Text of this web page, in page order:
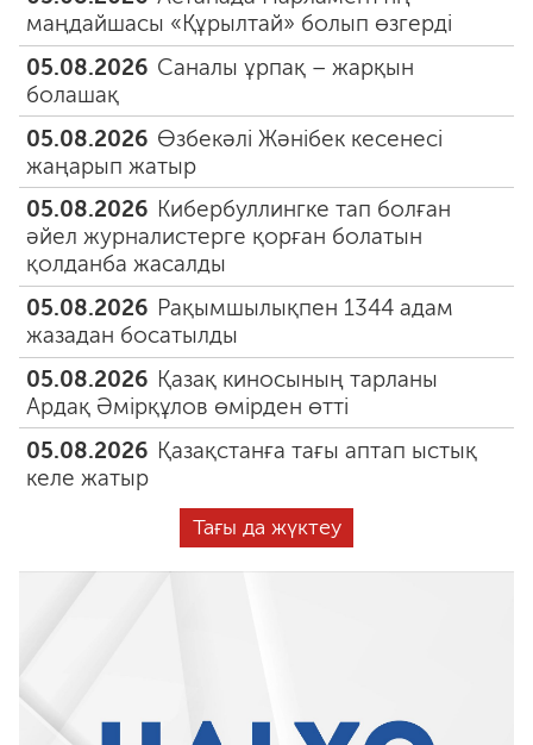
маңдайшасы «Құрылтай» болып өзгерді
05.08.2026 Саналы ұрпақ – жарқын
болашақ
05.08.2026 Өзбекәлі Жәнібек кесенесі
жаңарып жатыр
05.08.2026 Кибербуллингке тап болған
әйел журналистерге қорған болатын
қолданба жасалды
05.08.2026 Рақымшылықпен 1344 адам
жазадан босатылды
05.08.2026 Қазақ киносының тарланы
Ардақ Әмірқұлов өмірден өтті
05.08.2026 Қазақстанға тағы аптап ыстық
келе жатыр
Тағы да жүктеу